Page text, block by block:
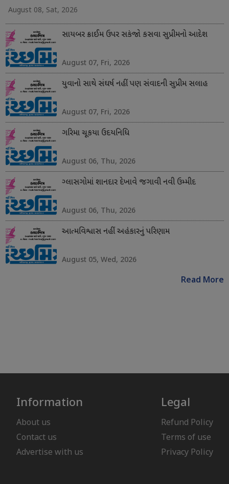
August 08, Sat, 2026
સાયબર ક્રાઈમ ઉપર સકંજો કસવા સુપ્રીમનો આદેશ
August 07, Fri, 2026
યુવાનો સાથે સંઘર્ષ નહીં પણ સંવાદની સુપ્રીમ સલાહ
August 07, Fri, 2026
ગરિમા ચૂકયા ઉદયનિધિ
August 06, Thu, 2026
ગ્લાસગોમાં શાનદાર દેખાવે જગાવી નવી ઉમ્મીદ
August 06, Thu, 2026
આત્મવિશ્વાસ નહીં અહંકારનું પરિણામ
August 05, Wed, 2026
Read More
Information
About us
Contact us
Advertise with us
Legal
Refund Policy
Terms of use
Privacy Policy